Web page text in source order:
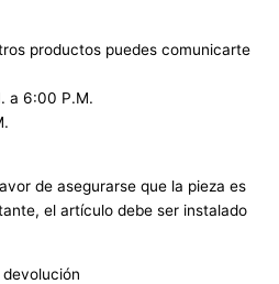
productos puedes comunicarte
a 6:00 P.M.
de asegurarse que la pieza es
el artículo debe ser instalado